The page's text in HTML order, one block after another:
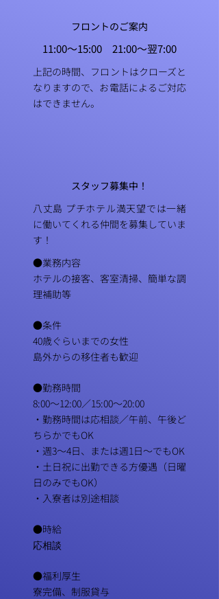
フロントのご案内
11:00〜15:00 21:00〜翌7:00
上記の時間、フロントはクローズと
なりますので、お電話によるご対応
はできません。
スタッフ募集中！
八丈島 プチホテル満天望では一緒
に働いてくれる仲間を募集していま
す！
●業務内容
ホテルの接客、客室清掃、簡単な調
理補助等​
●条件
40歳ぐらいまでの女性​
島外からの移住者も歓迎
●勤務時間
8:00～12:00／15:00～20:00
・勤務時間は応相談／午前、午後ど
ちらかでもOK
・週3～4日、または週1日～でもOK
・土日祝に出勤できる方優遇（日曜
日のみでもOK）
​・入寮者は別途相談
●時給
応相談
●福利厚生
​寮完備、制服貸与